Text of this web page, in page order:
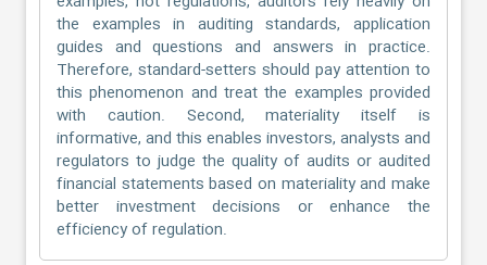
the examples in auditing standards, application
guides and questions and answers in practice.
Therefore, standard-setters should pay attention to
this phenomenon and treat the examples provided
with caution. Second, materiality itself is
informative, and this enables investors, analysts and
regulators to judge the quality of audits or audited
financial statements based on materiality and make
better investment decisions or enhance the
efficiency of regulation.